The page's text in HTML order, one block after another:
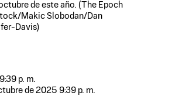
de este año. (The Epoch
Makic Slobodan/Dan
Davis)
p. m.
de 2025 9:39 p. m.